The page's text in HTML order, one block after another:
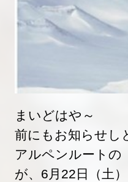
まいどはや～
前にもお知らせし
アルペンルートの
が、6月22日（土